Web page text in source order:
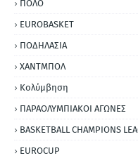
ΠΟΛΟ
EUROBASKET
ΠΟΔΗΛΑΣΙΑ
ΧΑΝΤΜΠΟΛ
Κολύμβηση
ΠΑΡΑΟΛΥΜΠΙΑΚΟΙ ΑΓΩΝΕΣ
BASKETBALL CHAMPIONS
EUROCUP